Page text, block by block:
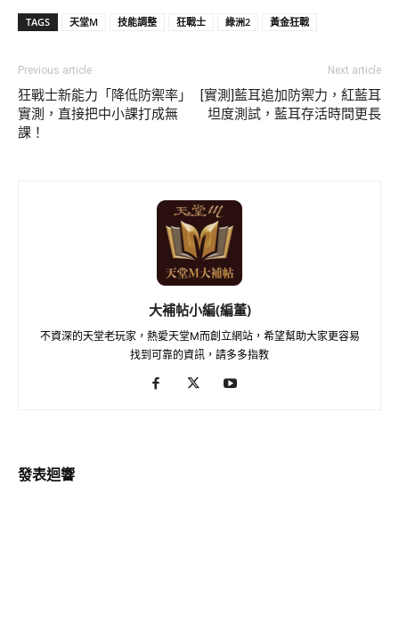
TAGS 天堂M 技能調整 狂戰士 綠洲2 黃金狂戰
Previous article
狂戰士新能力「降低防禦率」
實測，直接把中小課打成無
課！
Next article
[實測]藍耳追加防禦力，紅藍耳
坦度測試，藍耳存活時間更長
大補帖小編(編董)
不資深的天堂老玩家，熱愛天堂M而創立網站，希望幫助大家更容易
找到可靠的資訊，請多多指教
發表迴響